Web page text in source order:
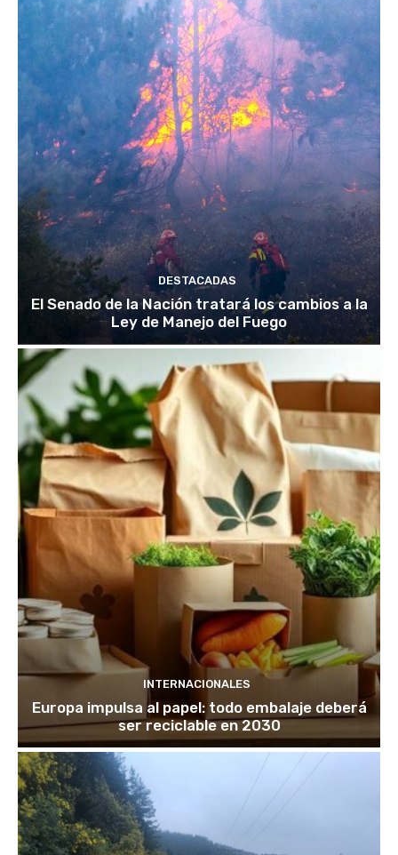
DESTACADAS
El Senado de la Nación tratará los cambios a la
Ley de Manejo del Fuego
INTERNACIONALES
Europa impulsa al papel: todo embalaje deberá
ser reciclable en 2030